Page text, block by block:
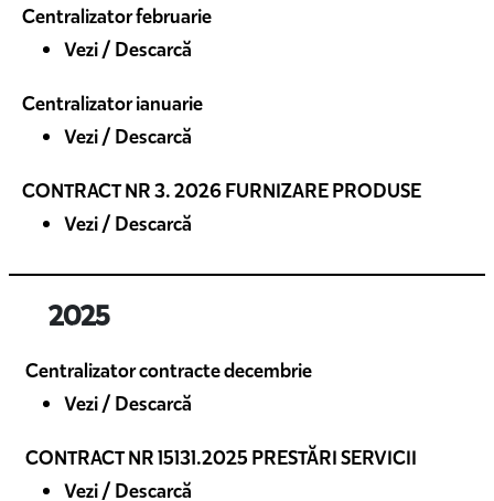
Centralizator februarie
Vezi / Descarcă
Centralizator ianuarie
Vezi / Descarcă
CONTRACT NR 3. 2026 FURNIZARE PRODUSE
Vezi / Descarcă
2025
Centralizator contracte decembrie
Vezi / Descarcă
CONTRACT NR 15131.2025 PRESTĂRI SERVICII
Vezi / Descarcă